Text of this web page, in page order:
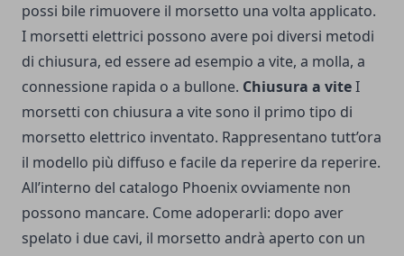
possi bile rimuovere il morsetto una volta applicato.
I morsetti elettrici possono avere poi diversi metodi
di chiusura, ed essere ad esempio a vite, a molla, a
connessione rapida o a bullone. Chiusura a viteI
morsetti con chiusura a vite sono il primo tipo di
morsetto elettrico inventato. Rappresentano tutt’ora
il modello più diffuso e facile da reperire da reperire.
All’interno del catalogo Phoenix ovviamente non
possono mancare. Come adoperarli: dopo aver
spelato i due cavi, il morsetto andrà aperto con un